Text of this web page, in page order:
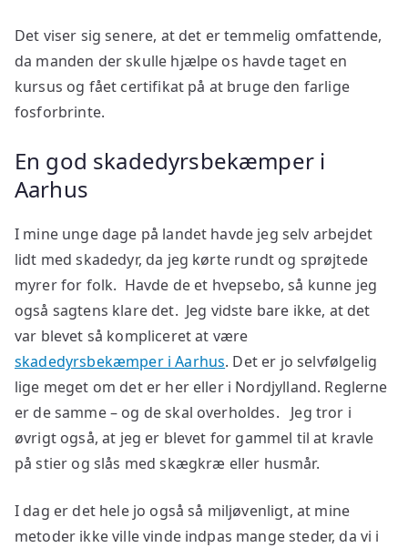
Det viser sig senere, at det er temmelig omfattende,
da manden der skulle hjælpe os havde taget en
kursus og fået certifikat på at bruge den farlige
fosforbrinte.
En god skadedyrsbekæmper i
Aarhus
I mine unge dage på landet havde jeg selv arbejdet
lidt med skadedyr, da jeg kørte rundt og sprøjtede
myrer for folk. Havde de et hvepsebo, så kunne jeg
også sagtens klare det. Jeg vidste bare ikke, at det
var blevet så kompliceret at være
skadedyrsbekæmper i Aarhus. Det er jo selvfølgelig
lige meget om det er her eller i Nordjylland. Reglerne
er de samme – og de skal overholdes. Jeg tror i
øvrigt også, at jeg er blevet for gammel til at kravle
på stier og slås med skægkræ eller husmår.
I dag er det hele jo også så miljøvenligt, at mine
metoder ikke ville vinde indpas mange steder, da vi i